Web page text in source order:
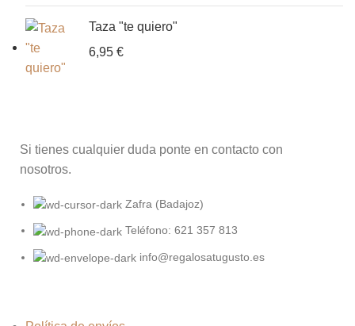
Taza "te quiero"
6,95 €
Si tienes cualquier duda ponte en contacto con
nosotros.
Zafra (Badajoz)
Teléfono: 621 357 813
info@regalosatugusto.es